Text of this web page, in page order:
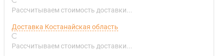
Рассчитываем стоимость доставки...
Доставка Костанайская область
Рассчитываем стоимость доставки...